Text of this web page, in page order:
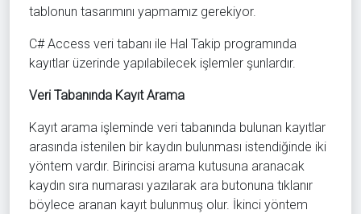
tablonun tasarımını yapmamız gerekiyor.
C# Access veri tabanı ile Hal Takip programında
kayıtlar üzerinde yapılabilecek işlemler şunlardır.
Veri Tabanında Kayıt Arama
Kayıt arama işleminde veri tabanında bulunan kayıtlar
arasında istenilen bir kaydın bulunması istendiğinde iki
yöntem vardır. Birincisi arama kutusuna aranacak
kaydın sıra numarası yazılarak ara butonuna tıklanır
böylece aranan kayıt bulunmuş olur. İkinci yöntem